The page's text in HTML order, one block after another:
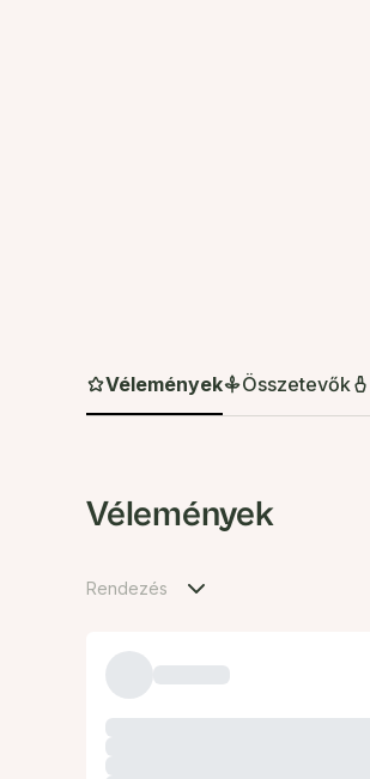
Vélemények Összetevők
Vélemények
Rendezés